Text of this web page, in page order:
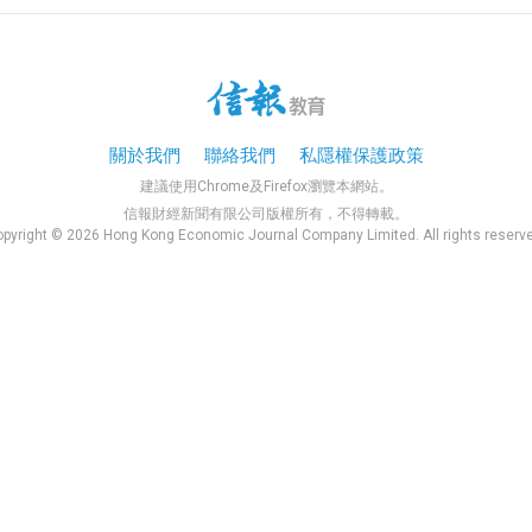
關於我們 聯絡我們 私隱權保護政策
建議使用Chrome及Firefox瀏覽本網站。
信報財經新聞有限公司版權所有，不得轉載。
© 2026 Hong Kong Economic Journal Company Limited. All rights